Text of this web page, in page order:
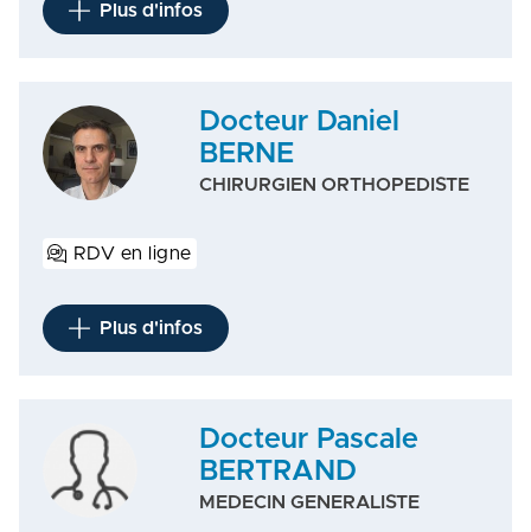
Plus d'infos
Docteur Daniel
BERNE
CHIRURGIEN ORTHOPEDISTE
RDV en ligne
Plus d'infos
Docteur Pascale
BERTRAND
MEDECIN GENERALISTE